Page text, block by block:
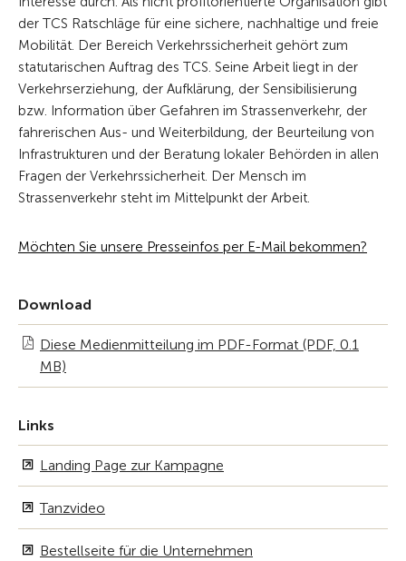
der TCS Ratschläge für eine sichere, nachhaltige und freie
Mobilität. Der Bereich Verkehrssicherheit gehört zum
statutarischen Auftrag des TCS. Seine Arbeit liegt in der
Verkehrserziehung, der Aufklärung, der Sensibilisierung
bzw. Information über Gefahren im Strassenverkehr, der
fahrerischen Aus- und Weiterbildung, der Beurteilung von
Infrastrukturen und der Beratung lokaler Behörden in allen
Fragen der Verkehrssicherheit. Der Mensch im
Strassenverkehr steht im Mittelpunkt der Arbeit.
Möchten Sie unsere Presseinfos per E-Mail bekommen?
Download
Diese Medienmitteilung im PDF-Format (PDF, 0.1
MB)
Links
Landing Page zur Kampagne
Tanzvideo
Bestellseite für die Unternehmen